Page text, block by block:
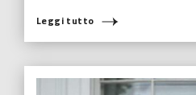
Leggi tutto